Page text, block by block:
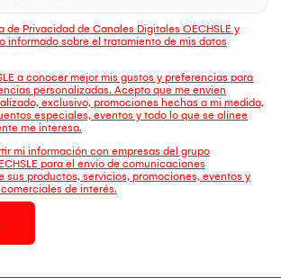
de Privacidad de Canales Digitales OECHSLE y
informado sobre el tratamiento de mis datos
a conocer mejor mis gustos y preferencias para
personalizadas. Acepto que me envien
exclusivo, promociones hechas a mi medida,
especiales, eventos y todo lo que se alinee
me interesa.
mi información con empresas del grupo
para el envío de comunicaciones
sus productos, servicios, promociones, eventos y
de interés.